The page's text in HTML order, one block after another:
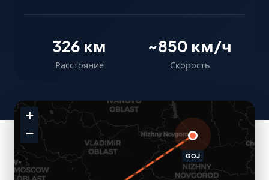
326 км
Расстояние
~850 км/ч
Скорость
GOJ
+
−